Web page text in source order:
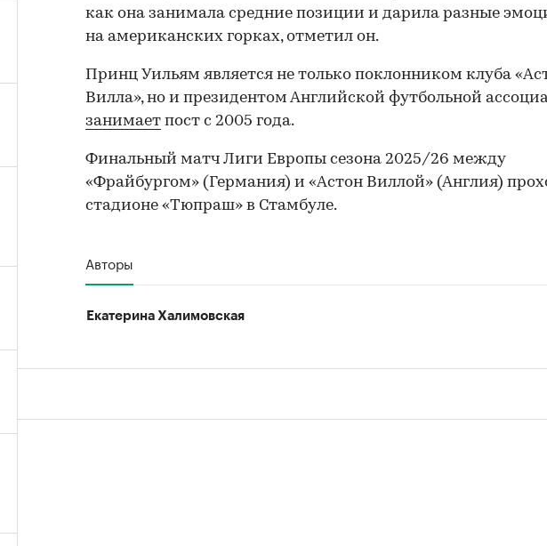
00:00 / 00:00
как она занимала средние позиции и дарила разные
на американских горках, отметил он.
Принц Уильям является не только поклонником клуба
Вилла», но и президентом Английской футбольной
занимает пост с 2005 года.
Финальный матч Лиги Европы сезона 2025/26 между
«Фрайбургом» (Германия) и «Астон Виллой» (Англия)
стадионе «Тюпраш» в Стамбуле.
Авторы
Екатерина Халимовская